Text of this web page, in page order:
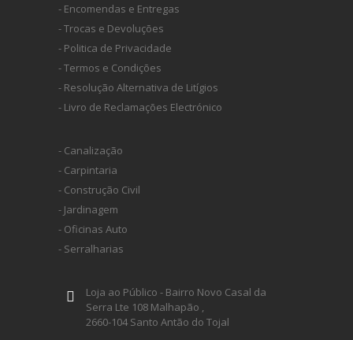
- Encomendas e Entregas
- Trocas e Devoluções
- Politica de Privacidade
- Termos e Condições
- Resolução Alternativa de Litígios
- Livro de Reclamações Electrónico
- Canalização
- Carpintaria
- Construção Civil
- Jardinagem
- Oficinas Auto
- Serralharias
Loja ao Público - Bairro Novo Casal da
Serra Lte 108 Malhapão ,
2660-104 Santo Antão do Tojal